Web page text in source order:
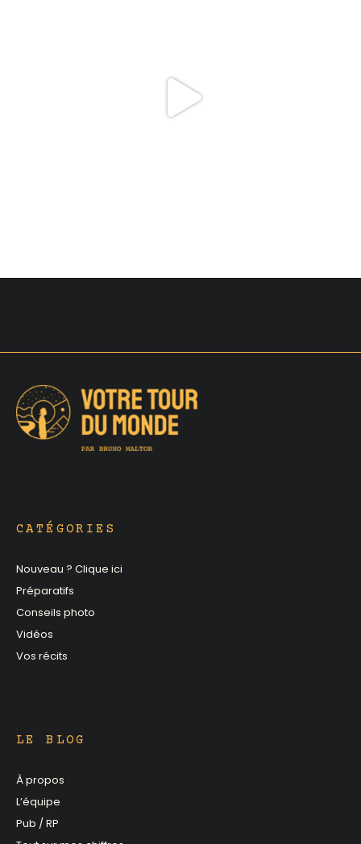
CATÉGORIES
Nouveau ? Clique ici
Préparatifs
Conseils photo
Vidéos
Vos récits
LE BLOG
À propos
L’équipe
Pub / RP